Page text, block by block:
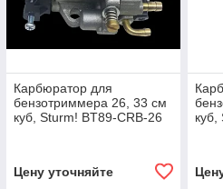
Карбюратор для
бензотриммера 26, 33 см
куб, Sturm! BT89-CRB-26
Цену уточняйте
куб,